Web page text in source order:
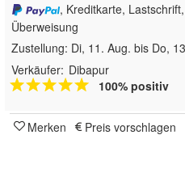
, Kreditkarte,
Überweisung
Zustellung: Di, 11. Aug. bis Do,
Verkäufer: Dibapur
100% positiv
Merken Preis vorschlagen